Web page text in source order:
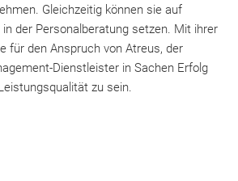
Gleichzeitig können sie auf
in der Personalberatung setzen. Mit ihrer
für den Anspruch von Atreus, der
Dienstleister in Sachen Erfolg
zu sein.